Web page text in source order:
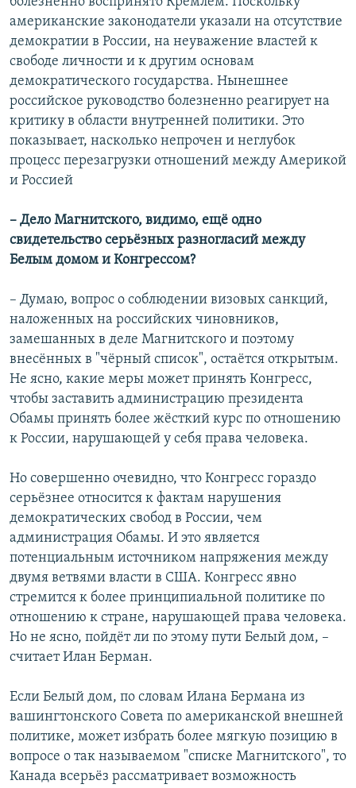
американские законодатели указали на отсутствие
демократии в России, на неуважение властей к
свободе личности и к другим основам
демократического государства. Нынешнее
российское руководство болезненно реагирует на
критику в области внутренней политики. Это
показывает, насколько непрочен и неглубок
процесс перезагрузки отношений между Америкой
и Россией
– Дело Магнитского, видимо, ещё одно
свидетельство серьёзных разногласий между
Белым домом и Конгрессом?
– Думаю, вопрос о соблюдении визовых санкций,
наложенных на российских чиновников,
замешанных в деле Магнитского и поэтому
внесённых в "чёрный список", остаётся открытым.
Не ясно, какие меры может принять Конгресс,
чтобы заставить администрацию президента
Обамы принять более жёсткий курс по отношению
к России, нарушающей у себя права человека.
Но совершенно очевидно, что Конгресс гораздо
серьёзнее относится к фактам нарушения
демократических свобод в России, чем
администрация Обамы. И это является
потенциальным источником напряжения между
двумя ветвями власти в США. Конгресс явно
стремится к более принципиальной политике по
отношению к стране, нарушающей права человека.
Но не ясно, пойдёт ли по этому пути Белый дом, –
считает Илан Берман.
Если Белый дом, по словам Илана Бермана из
вашингтонского Совета по американской внешней
политике, может избрать более мягкую позицию в
вопросе о так называемом "списке Магнитского", то
Канада всерьёз рассматривает возможность